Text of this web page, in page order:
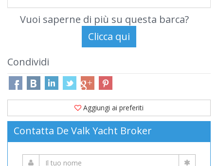
Vuoi saperne di più su questa barca?
Condividi
Aggiungi ai preferiti
Contatta De Valk Yacht Broker